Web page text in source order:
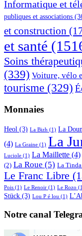
Informatique et
publiques et associations
et construction
et santé
Soins
(339) Voiture, vélo
tourisme (329)
Monnaies
Heol (3) La Bizh (1) La
(4) La Graine (1) La
Luciole (1) La Maillette (4)
(2) La Roue (5) La Tinda
Le Franc Libre
Pois (1) Le Renoir (1) Le Rozo
Stück (3) Lou P é lou (1)
Notre canal